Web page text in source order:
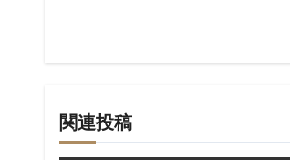
関連投稿